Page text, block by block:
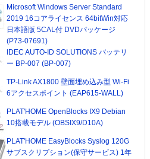
Microsoft Windows Server Standard
2019 16コアライセンス 64bitWin対応
日本語版 5CAL付 DVDパッケージ
(P73-07691)
IDEC AUTO-ID SOLUTIONS バッテリ
ー BP-007 (BP-007)
TP-Link AX1800 壁面埋め込み型 Wi-Fi
6アクセスポイント (EAP615-WALL)
PLAT'HOME OpenBlocks IX9 Debian
10搭載モデル (OBSIX9/D10A)
PLAT'HOME EasyBlocks Syslog 120G
サブスクリプション(保守サービス) 1年